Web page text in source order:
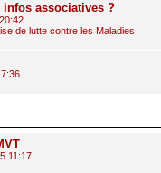
associatives ?
de lutte contre les Maladies
11:17